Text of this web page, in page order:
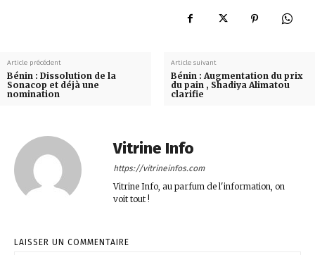
Article précédent
Bénin : Dissolution de la
Sonacop et déjà une
nomination
Article suivant
Bénin : Augmentation du prix
du pain , Shadiya Alimatou
clarifie
Vitrine Info
https://vitrineinfos.com
Vitrine Info, au parfum de l'information, on
voit tout !
LAISSER UN COMMENTAIRE